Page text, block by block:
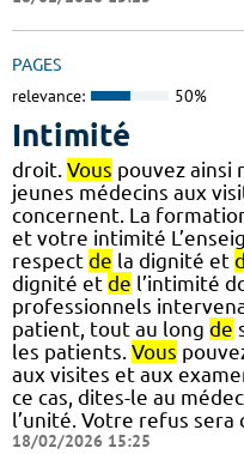
PAGES
relevance: 50%
Intimité
droit. Vous pouvez ainsi
jeunes médecins aux
concernent. La
et votre intimité
respect de la dignité et
dignité et de l’intimité
professionnels
patient, tout au long de
les patients. Vous
aux visites et aux
ce cas, dites-le au
l’unité. Votre refus sera
18/02/2026 15:25